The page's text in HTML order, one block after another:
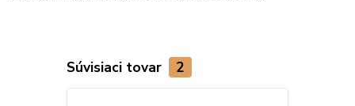
Súvisiaci tovar 2